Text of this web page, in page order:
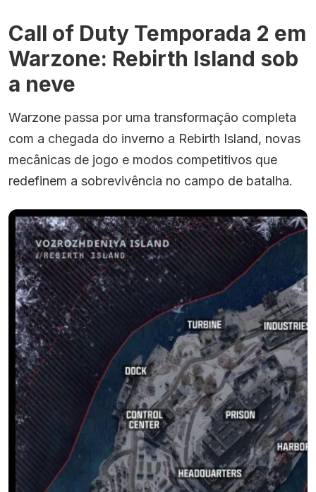
Call of Duty Temporada 2 em
Warzone: Rebirth Island sob
a neve
Warzone passa por uma transformação completa
com a chegada do inverno a Rebirth Island, novas
mecânicas de jogo e modos competitivos que
redefinem a sobrevivência no campo de batalha.